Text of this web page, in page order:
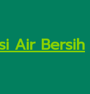
Air Bersih